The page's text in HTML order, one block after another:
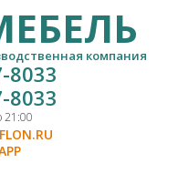
компания
8033
8033
21:00